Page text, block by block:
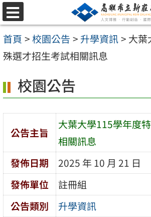
跳
至
主
要
容
區
選
單
首頁 >校園公告 > 升學資訊> 大葉
殊選才招生考試相關訊息
校園公告
公告主旨
大葉大學115學年度
相關訊息
發佈日期
2025 年 10 月 21 日
發佈單位
註冊組
公告類別
升學資訊